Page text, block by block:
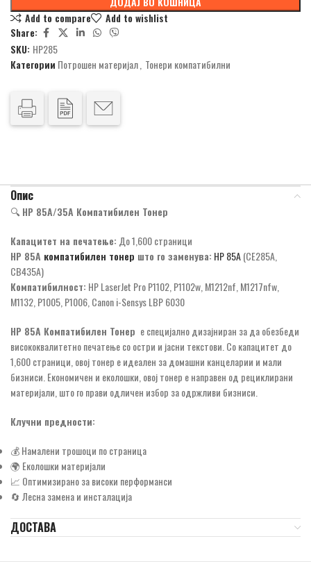
Add to compare
Add to wishlist
Share:
SKU: HP285
Категории Потрошен материјал, Тонери компатибилни
Опис
🔍 HP 85А/35A Компатибилен Тонер
Капацитет на печатење: До 1,600 страници
HP 85A компатибилен тонер што го заменува: HP 85A(CE285A,
CB435A)
Компатибилност: HP LaserJet Pro P1102, P1102w, M1212nf, M1217nfw,
M1132, P1005, P1006, Canon i-Sensys LBP 6030
HP 85А Компатибилен Тонер е специјално дизајниран за да обезбеди
висококвалитетно печатење со остри и јасни текстови. Со капацитет до
1,600 страници, овој тонер е идеален за домашни канцеларии и мали
бизниси. Економичен и еколошки, овој тонер е направен од рециклирани
материјали, што го прави одличен избор за одржливи бизниси.
Клучни предности:
💰 Намалени трошоци по страница
🌍 Еколошки материјали
📈 Оптимизирано за високи перформанси
🔄 Лесна замена и инсталација
ДОСТАВА